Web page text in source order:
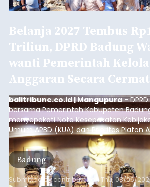
Belanja 2027 Tembus
Triliun, DPRD Badung
wanti Pemerintah Kelola
Anggaran Secara Cermat
balitribune.co.id | Mangupura-
bersama Pemerintah Kabupaten
menyepakati Nota Kesepakatan
Umum APBD (KUA) dan Prioritas Plafon
Sementara (PPAS) Tahun Anggaran
rapat paripurna yang digelar di Gedung
Badung, Kamis (6/8/2026).
Badung
Submitted bycontributor onThu, 08/06/